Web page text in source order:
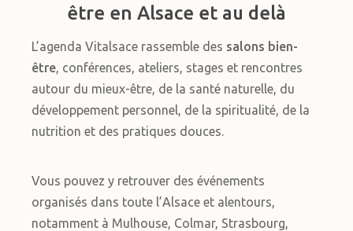
être en Alsace et au delà
L’agenda Vitalsace rassemble des salons bien-
être, conférences, ateliers, stages et rencontres
autour du mieux-être, de la santé naturelle, du
développement personnel, de la spiritualité, de la
nutrition et des pratiques douces.
Vous pouvez y retrouver des événements
organisés dans toute l’Alsace et alentours,
notamment à Mulhouse, Colmar, Strasbourg,